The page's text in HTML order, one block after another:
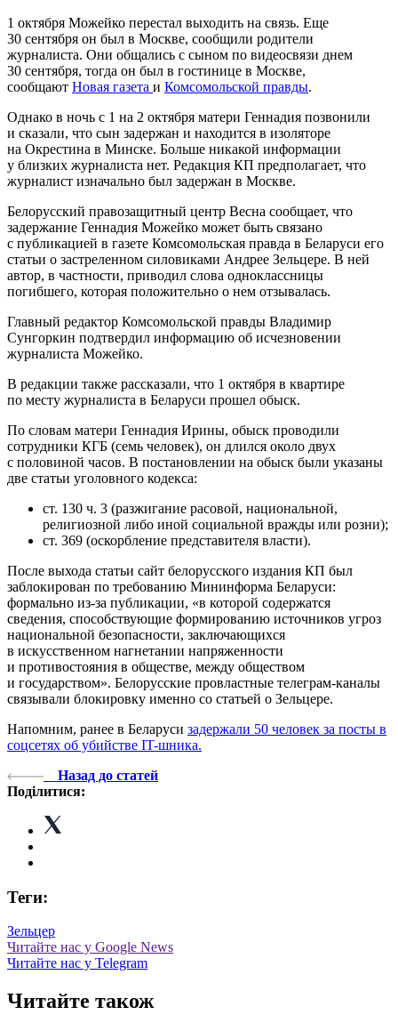
1 октября Можейко перестал выходить на связь. Еще
30 сентября он был в Москве, сообщили родители
журналиста. Они общались с сыном по видеосвязи днем
30 сентября, тогда он был в гостинице в Москве,
сообщают Новая газета и Комсомольской правды.
Однако в ночь с 1 на 2 октября матери Геннадия позвонили
и сказали, что сын задержан и находится в изоляторе
на Окрестина в Минске. Больше никакой информации
у близких журналиста нет. Редакция КП предполагает, что
журналист изначально был задержан в Москве.
Белорусский правозащитный центр Весна сообщает, что
задержание Геннадия Можейко может быть связано
с публикацией в газете Комсомольская правда в Беларуси его
статьи о застреленном силовиками Андрее Зельцере. В ней
автор, в частности, приводил слова одноклассницы
погибшего, которая положительно о нем отзывалась.
Главный редактор Комсомольской правды Владимир
Сунгоркин подтвердил информацию об исчезновении
журналиста Можейко.
В редакции также рассказали, что 1 октября в квартире
по месту журналиста в Беларуси прошел обыск.
По словам матери Геннадия Ирины, обыск проводили
сотрудники КГБ (семь человек), он длился около двух
с половиной часов. В постановлении на обыск были указаны
две статьи уголовного кодекса:
ст. 130 ч. 3 (разжигание расовой, национальной,
религиозной либо иной социальной вражды или розни);
ст. 369 (оскорбление представителя власти).
После выхода статьи сайт белорусского издания КП был
заблокирован по требованию Мининформа Беларуси:
формально из-за публикации, «в которой содержатся
сведения, способствующие формированию источников угроз
национальной безопасности, заключающихся
в искусственном нагнетании напряженности
и противостояния в обществе, между обществом
и государством». Белорусские провластные телеграм-каналы
связывали блокировку именно со статьей о Зельцере.
Напомним, ранее в Беларуси задержали 50 человек за посты в
соцсетях об убийстве IT-шника.
Назад до статей
Поділитися:
Теги:
Зельцер
Читайте нас у Google News
Читайте нас у Telegram
Читайте також